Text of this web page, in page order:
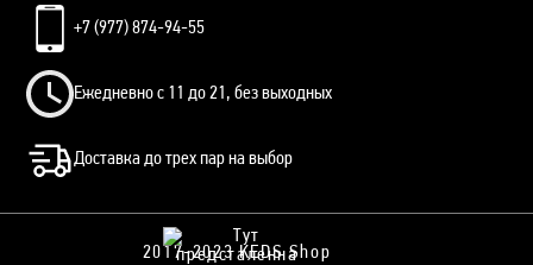
+7 (977) 874-94-55
Ежедневно с 11 до 21, без выходных
Доставка до трех пар на выбор
2017-2023 KEDS Shop